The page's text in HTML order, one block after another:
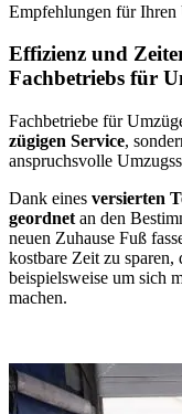
Empfehlungen für Ihren
Effizienz und
Fachbetriebs für
Fachbetriebe für
zügigen Service,
anspruchsvolle
Dank eines versierten
geordnet an den
neuen Zuhause Fuß
kostbare Zeit zu
beispielsweise um sich
machen.